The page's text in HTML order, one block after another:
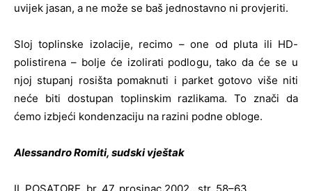
uvijek jasan, a ne može se baš jednostavno ni provjeriti.
Sloj toplinske izolacije, recimo – one od pluta ili HD-
polistirena – bolje će izolirati podlogu, tako da će se u
njoj stupanj rosišta pomaknuti i parket gotovo više niti
neće biti dostupan toplinskim razlikama. To znači da
ćemo izbjeći kondenzaciju na razini podne obloge.
Alessandro Romiti, sudski vještak
IL POSATORE, br. 47, prosinac 2002., str. 58–63